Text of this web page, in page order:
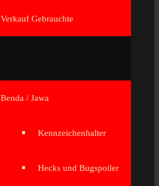
Verkauf Gebrauchte
Benda / Jawa
Kennzeichenhalter
Hecks und Bugspoiler